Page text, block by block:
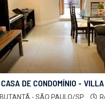
CASA DE CONDOMÍNIO - VILLA
BUTANTÃ - SÃO PAULO/SP